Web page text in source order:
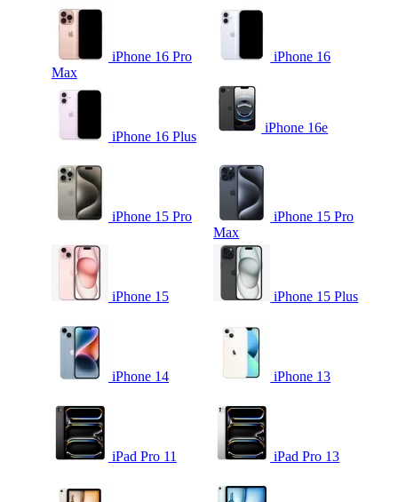
iPhone 16 Pro
Max
iPhone 16
iPhone 16 Plus
iPhone 16e
iPhone 15 Pro
iPhone 15 Pro
Max
iPhone 15 iPhone 15 Plus
iPhone 14 iPhone 13
iPad Pro 11 iPad Pro 13